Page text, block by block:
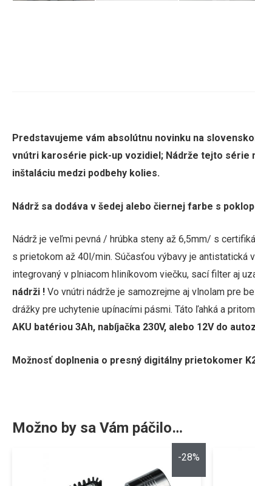
Predstavujeme vám absolútnu novinku na
vnútri karosérie pick-up vozidiel; Nádrže tejto série
inštaláciu medzi podbehy kolies.
Nádrž sa dodáva v šedej alebo čiernej farbe s
Nádrž je veľmi pevná / hrúbka steny až 6,5mm/ s
s prietokom až 40l/min. Súčasťou výbavy je antistatická
integrovaný v plniacom hliníkovom viečku, sací filter aj
nádrži ! Vo vnútri nádrže je samozrejme aj vlnolam pre
drážky pre uchytenie upínacími pásmi. Táto ľahká a
AKU batériou 3Ah, nabíjačka 230V, alebo 12V do
Možnosť doplnenia o presný digitálny prietokomer
Možno by sa Vám páčilo…
-28%